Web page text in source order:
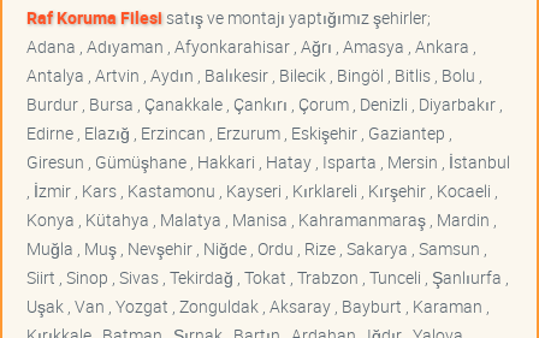
Raf Koruma Filesisatış ve montajı yaptığımız şehirler;
Adana , Adıyaman , Afyonkarahisar , Ağrı , Amasya , Ankara ,
Antalya , Artvin , Aydın , Balıkesir , Bilecik , Bingöl , Bitlis , Bolu ,
Burdur , Bursa , Çanakkale , Çankırı , Çorum , Denizli , Diyarbakır ,
Edirne , Elazığ , Erzincan , Erzurum , Eskişehir , Gaziantep ,
Giresun , Gümüşhane , Hakkari , Hatay , Isparta , Mersin , İstanbul
, İzmir , Kars , Kastamonu , Kayseri , Kırklareli , Kırşehir , Kocaeli ,
Konya , Kütahya , Malatya , Manisa , Kahramanmaraş , Mardin ,
Muğla , Muş , Nevşehir , Niğde , Ordu , Rize , Sakarya , Samsun ,
Siirt , Sinop , Sivas , Tekirdağ , Tokat , Trabzon , Tunceli , Şanlıurfa ,
Uşak , Van , Yozgat , Zonguldak , Aksaray , Bayburt , Karaman ,